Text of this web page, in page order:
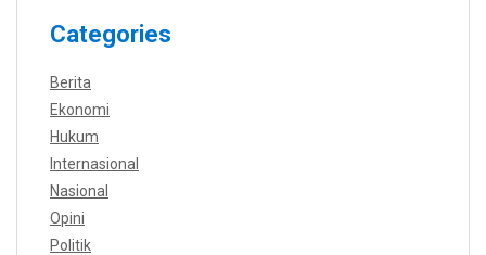
Categories
Berita
Ekonomi
Hukum
Internasional
Nasional
Opini
Politik